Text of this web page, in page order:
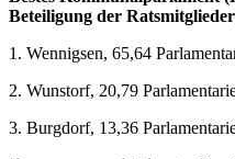
Beteiligung der
1. Wennigsen, 65,64
2. Wunstorf, 20,79
3. Burgdorf, 13,36